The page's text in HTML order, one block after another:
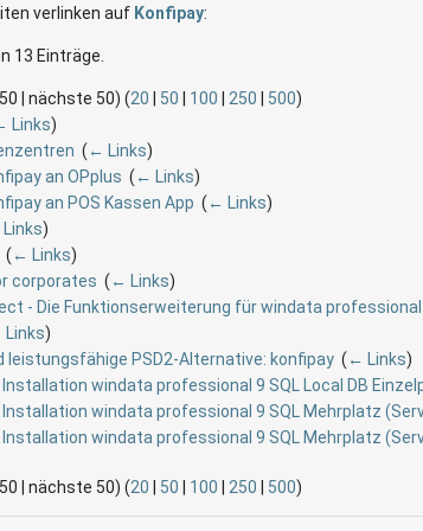
verlinken auf Konfipay:
13 Einträge.
| nächste 50) (20 50 100 250 500)
Links)
( ← Links)
an OPplus ( ← Links)
an POS Kassen App ( ← Links)
)
( ← Links)
corporates ( ← Links)
- Die Funktionserweiterung für windata professional
Links)
leistungsfähige PSD2-Alternative: konfipay‎ ( ← Links)
windata professional 9 SQL Local DB
windata professional 9 SQL Mehrplatz
windata professional 9 SQL Mehrplatz
| nächste 50) (20 50 100 250 500)